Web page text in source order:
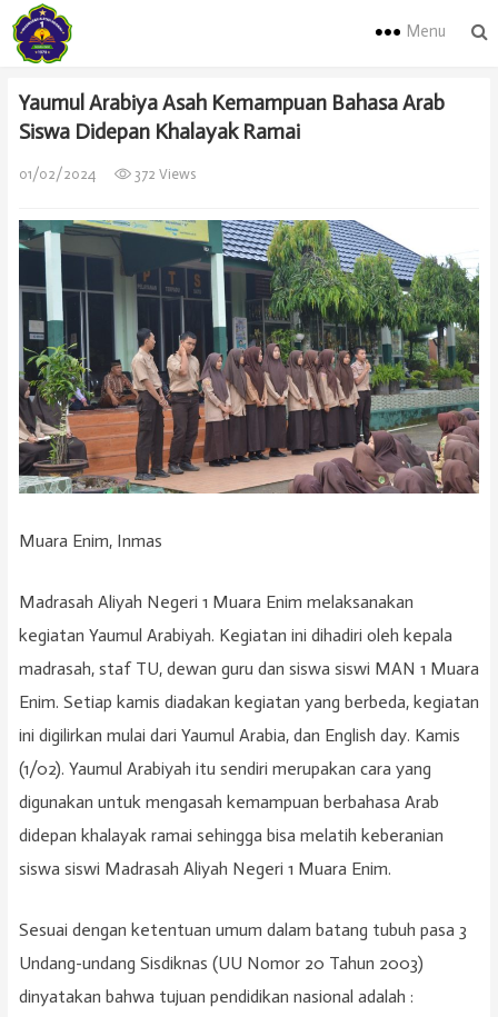
Menu
Yaumul Arabiya Asah Kemampuan Bahasa Arab
Siswa Didepan Khalayak Ramai
01/02/2024 372 Views
Muara Enim, Inmas
Madrasah Aliyah Negeri 1 Muara Enim melaksanakan
kegiatan Yaumul Arabiyah. Kegiatan ini dihadiri oleh kepala
madrasah, staf TU, dewan guru dan siswa siswi MAN 1 Muara
Enim. Setiap kamis diadakan kegiatan yang berbeda, kegiatan
ini digilirkan mulai dari Yaumul Arabia, dan English day. Kamis
(1/02). Yaumul Arabiyah itu sendiri merupakan cara yang
digunakan untuk mengasah kemampuan berbahasa Arab
didepan khalayak ramai sehingga bisa melatih keberanian
siswa siswi Madrasah Aliyah Negeri 1 Muara Enim.
Sesuai dengan ketentuan umum dalam batang tubuh pasa 3
Undang-undang Sisdiknas (UU Nomor 20 Tahun 2003)
dinyatakan bahwa tujuan pendidikan nasional adalah :